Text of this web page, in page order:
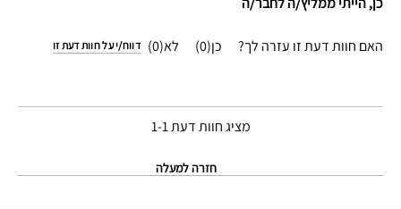
האם חוות דעת זו עזרה לך? 0
0 דווח/י על חוות דעת זו
מציג חוות דעת1-1
חזרה למעלה